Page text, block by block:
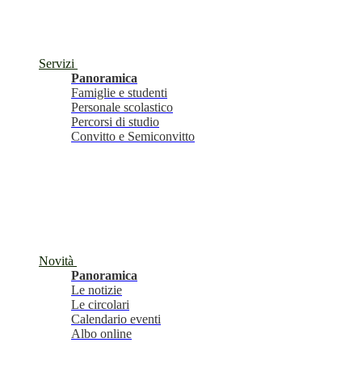
Servizi
Panoramica
Famiglie e studenti
Personale scolastico
Percorsi di studio
Convitto e Semiconvitto
Novità
Panoramica
Le notizie
Le circolari
Calendario eventi
Albo online